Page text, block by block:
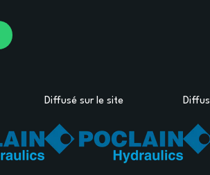
Diffusé sur le site